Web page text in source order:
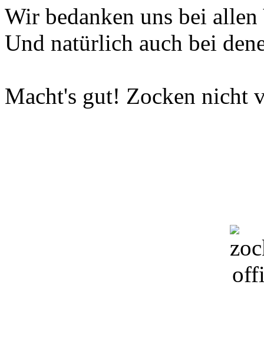
Wir bedanken uns bei
Und natürlich auch bei
Macht's gut! Zocken nicht